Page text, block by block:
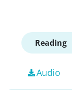
Reading
Audio